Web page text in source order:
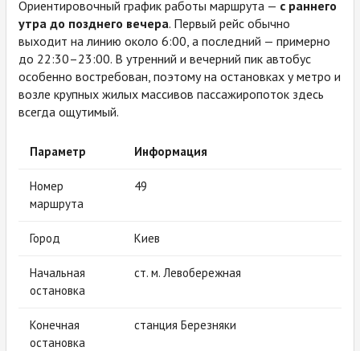
Ориентировочный график работы маршрута — с раннего
утра до позднего вечера. Первый рейс обычно
выходит на линию около 6:00, а последний — примерно
до 22:30–23:00. В утренний и вечерний пик автобус
особенно востребован, поэтому на остановках у метро и
возле крупных жилых массивов пассажиропоток здесь
всегда ощутимый.
Параметр Информация
Номер
маршрута
49
Город Киев
Начальная
остановка
ст. м. Левобережная
Конечная
остановка
станция Березняки